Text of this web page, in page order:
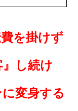
を掛けず
し続け
変身する